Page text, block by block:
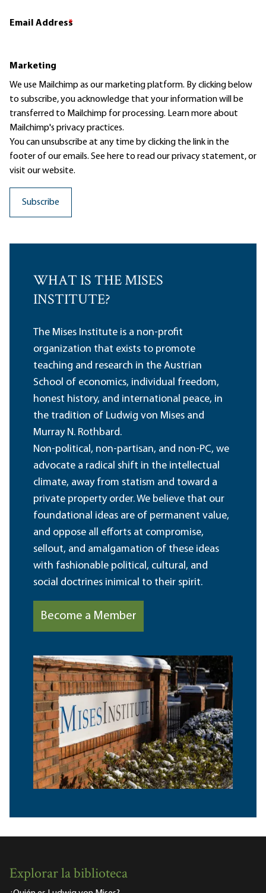
Email Address
*
Marketing
We use Mailchimp as our marketing platform. By clicking below
to subscribe, you acknowledge that your information will be
transferred to Mailchimp for processing. Learn moreabout
Mailchimp's privacy practices.
You can unsubscribe at any time by clicking the link in the
footer of our emails. See here to read ourprivacy statement, or
visit our website.
WHAT IS THE MISES
INSTITUTE?
The Mises Institute is a non-profit
organization that exists to promote
teaching and research in the Austrian
School of economics, individual freedom,
honest history, and international peace, in
the tradition of Ludwig von Mises and
Murray N. Rothbard.
Non-political, non-partisan, and non-PC, we
advocate a radical shift in the intellectual
climate, away from statism and toward a
private property order. We believe that our
foundational ideas are of permanent value,
and oppose all efforts at compromise,
sellout, and amalgamation of these ideas
with fashionable political, cultural, and
social doctrines inimical to their spirit.
Become a Member
Explorar la biblioteca